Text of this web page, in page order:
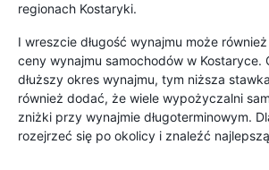
regionach Kostaryki.
I wreszcie długość wynajmu może
ceny wynajmu samochodów w Kostaryce.
dłuższy okres wynajmu, tym niższa
również dodać, że wiele wypożyczalni
zniżki przy wynajmie długoterminowym.
rozejrzeć się po okolicy i znaleźć